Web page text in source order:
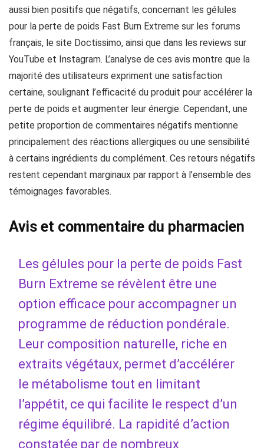
aussi bien positifs que négatifs, concernant les gélules
pour la perte de poids Fast Burn Extreme sur les forums
français, le site Doctissimo, ainsi que dans les reviews sur
YouTube et Instagram. L’analyse de ces avis montre que la
majorité des utilisateurs expriment une satisfaction
certaine, soulignant l’efficacité du produit pour accélérer la
perte de poids et augmenter leur énergie. Cependant, une
petite proportion de commentaires négatifs mentionne
principalement des réactions allergiques ou une sensibilité
à certains ingrédients du complément. Ces retours négatifs
restent cependant marginaux par rapport à l’ensemble des
témoignages favorables.
Avis et commentaire du pharmacien
Les gélules pour la perte de poids Fast
Burn Extreme se révèlent être une
option efficace pour accompagner un
programme de réduction pondérale.
Leur composition naturelle, riche en
extraits végétaux, permet d’accélérer
le métabolisme tout en limitant
l’appétit, ce qui facilite le respect d’un
régime équilibré. La rapidité d’action
constatée par de nombreux